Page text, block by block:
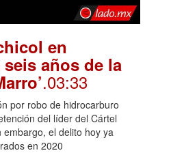
en
años de la
.03:33
por robo de hidrocarburo
del líder del Cártel
el delito hoy ya
en 2020